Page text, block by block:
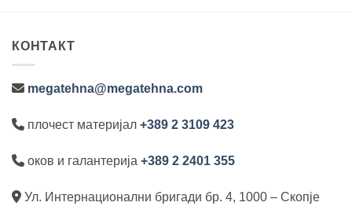
КОНТАКТ
megatehna@megatehna.com
плочест материјал +389 2 3109 423
оков и галантерија +389 2 2401 355
Ул. Интернационални бригади бр. 4, 1000 – Скопје